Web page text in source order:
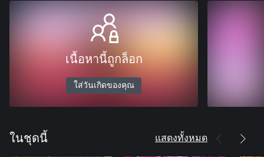
เนื้อหานี้ถูกล็อก
ใส่วันเกิดของคุณ
ในชุดนี้ แสดงทั้งหมด